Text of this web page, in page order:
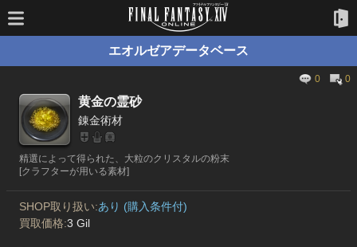
エオルゼアデータベース
0 0
黄金の霊砂
錬金術材
精選によって得られた、大粒のクリスタルの粉末
[クラフターが用いる素材]
SHOP取り扱い:あり (購入条件付)
買取価格:3 Gil